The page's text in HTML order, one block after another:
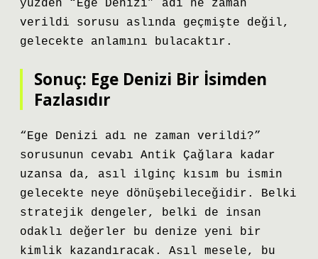
yüzden “Ege Denizi” adı ne zaman
verildi sorusu aslında geçmişte değil,
gelecekte anlamını bulacaktır.
Sonuç: Ege Denizi Bir İsimden
Fazlasıdır
“Ege Denizi adı ne zaman verildi?”
sorusunun cevabı Antik Çağlara kadar
uzansa da, asıl ilginç kısım bu ismin
gelecekte neye dönüşebileceğidir. Belki
stratejik dengeler, belki de insan
odaklı değerler bu denize yeni bir
kimlik kazandıracak. Asıl mesele, bu